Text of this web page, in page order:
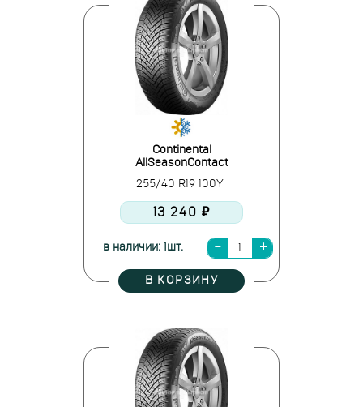
Continental
AllSeasonContact
255/40 R19 100Y
13 240 ₽
в наличии: 1шт.
В КОРЗИНУ